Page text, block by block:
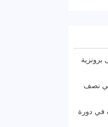
في نصف
ولاعبة في دورة